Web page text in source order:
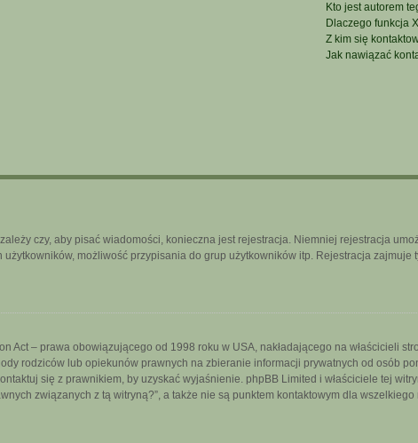
Kto jest autorem
Dlaczego funkcja
Z kim się
Jak nawiązać
czy, aby pisać wiadomości, konieczna jest rejestracja. Niemniej rejestracja
możliwość przypisania do grup użytkowników itp. Rejestracja
Act – prawa obowiązującego od 1998 roku w USA, nakładającego na właścicieli
rodziców lub opiekunów prawnych na zbieranie informacji prywatnych od osób
się z prawnikiem, by uzyskać wyjaśnienie. phpBB Limited i właściciele tej
związanych z tą witryną?”, a także nie są punktem kontaktowym dla